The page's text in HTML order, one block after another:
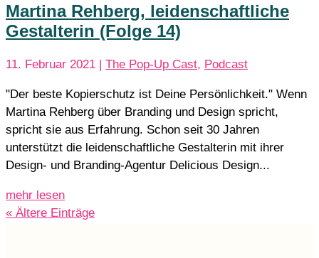
Martina Rehberg, leidenschaftliche
Gestalterin (Folge 14)
11. Februar 2021 | The Pop-Up Cast, Podcast
"Der beste Kopierschutz ist Deine Persönlichkeit." Wenn
Martina Rehberg über Branding und Design spricht,
spricht sie aus Erfahrung. Schon seit 30 Jahren
unterstützt die leidenschaftliche Gestalterin mit ihrer
Design- und Branding-Agentur Delicious Design...
mehr lesen
« Ältere Einträge